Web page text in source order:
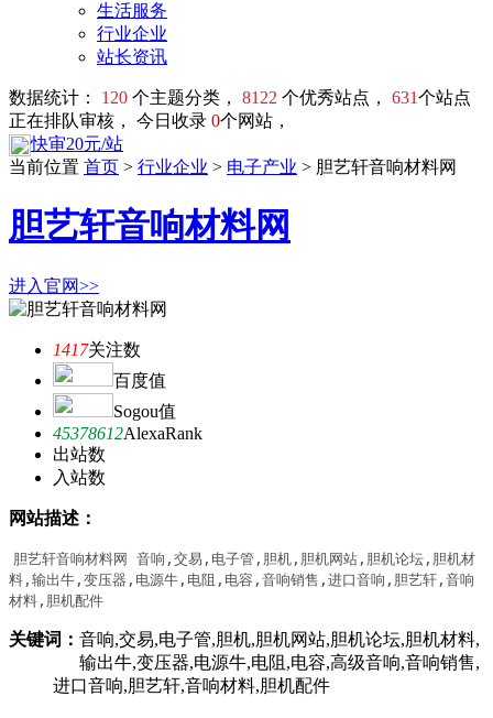
生活服务
行业企业
站长资讯
数据统计： 120 个主题分类， 8122 个优秀站点， 631个站点
正在排队审核， 今日收录 0个网站，
快审20元/站
当前位置 首页 > 行业企业 > 电子产业 > 胆艺轩音响材料网
胆艺轩音响材料网
进入官网>>
1417关注数
百度值
Sogou值
45378612AlexaRank
出站数
入站数
网站描述：
胆艺轩音响材料网 音响,交易,电子管,胆机,胆机网站,胆机论坛,胆机材
料,输出牛,变压器,电源牛,电阻,电容,音响销售,进口音响,胆艺轩,音响
材料,胆机配件
关键词： 音响,交易,电子管,胆机,胆机网站,胆机论坛,胆机材料,
输出牛,变压器,电源牛,电阻,电容,高级音响,音响销售,
进口音响,胆艺轩,音响材料,胆机配件